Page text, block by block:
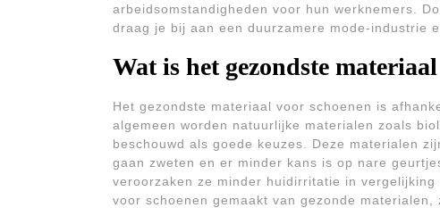
arbeidsomstandigheden voor hun werknemers.
draag je bij aan een duurzamere mode-industrie
Wat is het gezondste
Het gezondste materiaal voor schoenen is
algemeen worden natuurlijke materialen zoals
beschouwd als goede keuzes. Deze materialen
gaan zweten en er minder kans is op nare
veroorzaken ze minder huidirritatie in
voor schoenen gemaakt van gezonde